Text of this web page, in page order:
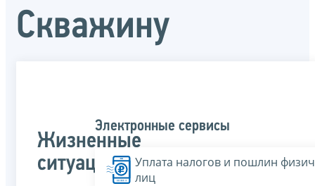
Скважину
Жизненные
ситуации
Электронные сервисы
Уплата налогов и пошлин
лиц